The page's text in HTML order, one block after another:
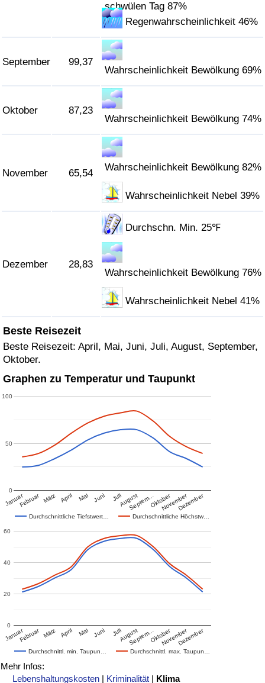
schwülen Tag 87%
Regenwahrscheinlichkeit 46%
September 99,37
Wahrscheinlichkeit Bewölkung 69%
Oktober 87,23
Wahrscheinlichkeit Bewölkung 74%
November 65,54
Wahrscheinlichkeit Bewölkung 82%
Wahrscheinlichkeit Nebel 39%
Dezember 28,83
Durchschn. Min. 25℉
Wahrscheinlichkeit Bewölkung 76%
Wahrscheinlichkeit Nebel 41%
Beste Reisezeit
Beste Reisezeit: April, Mai, Juni, Juli, August, September,
Oktober.
Graphen zu Temperatur und Taupunkt
Durchschnittliche Tiefstwert… Durchschnittliche Höchstw…
JanuarFebruar März April Mai Juni JuliAugustSeptem…OktoberNovemberDezember
0
50
100
Durchschnittl. min. Taupun… Durchschnittl. max. Taupun…
JanuarFebruar März April Mai Juni JuliAugustSeptem…OktoberNovemberDezember
0
20
40
60
Mehr Infos:
Lebenshaltungskosten | Kriminalität | Klima